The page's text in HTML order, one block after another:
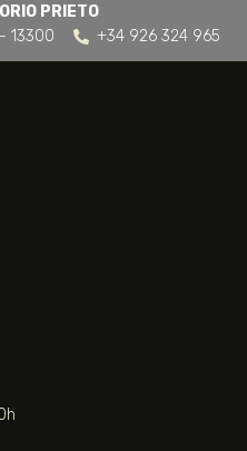
PRIETO
13300
+34 926 324 965